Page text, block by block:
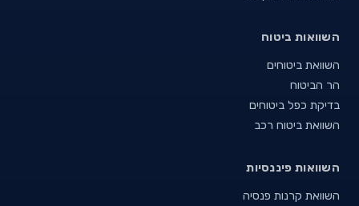
השוואות ביטוח
השוואת ביטוחים
הר הביטוח
בדיקת כפל ביטוחים
השוואת ביטוח רכב
השוואות פיננסיות
השוואת קרנות פנסיה